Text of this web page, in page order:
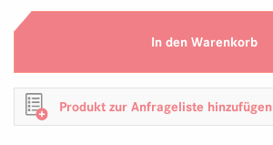
In den Warenkorb
Produkt zur Anfrageliste hinzufügen